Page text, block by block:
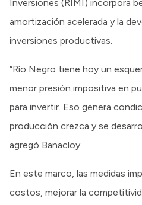
Inversiones (RIMI) incorpora
amortización acelerada y la
inversiones productivas.
“Río Negro tiene hoy un
menor presión impositiva en
para invertir. Eso genera
producción crezca y se
agregó Banacloy.
En este marco, las medidas
costos, mejorar la